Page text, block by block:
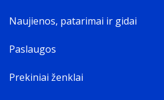
Naujienos, patarimai ir gidai
Paslaugos
Prekiniai ženklai